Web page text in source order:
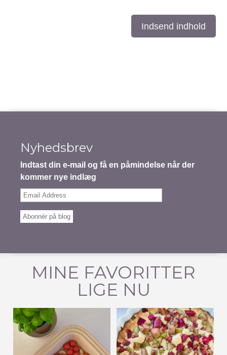
Indsend indhold
Nyhedsbrev
Indtast din e-mail og få en påmindelse når der
kommer nye indlæg
Email
Abonnér på blog
MINE FAVORITTER
LIGE NU